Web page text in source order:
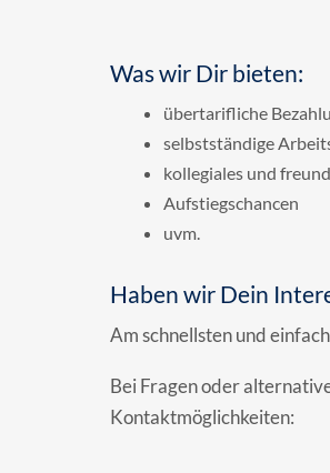
Was wir Dir bieten:
übertarifliche
selbstständige
kollegiales und
Aufstiegschancen
uvm.
Haben wir Dein
Am schnellsten und
Bei Fragen oder
Kontaktmöglichkeiten: